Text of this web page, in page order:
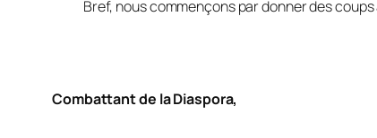
Bref, nous commençons par donner des coups
Combattant de la Diaspora,